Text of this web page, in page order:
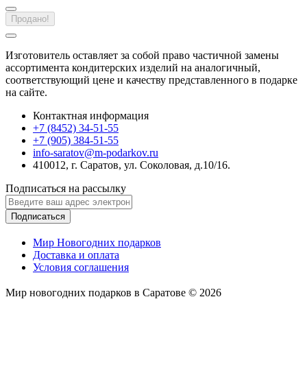
Продано!
Изготовитель оставляет за собой право частичной замены
ассортимента кондитерских изделий на аналогичный,
соответствующий цене и качеству представленного в подарке
на сайте.
Контактная информация
+7 (8452) 34-51-55
+7 (905) 384-51-55
info-saratov@m-podarkov.ru
410012, г. Саратов, ул. Соколовая, д.10/16.
Подписаться на рассылку
Подписаться
Мир Новогодних подарков
Доставка и оплата
Условия соглашения
Мир новогодних подарков в Саратове © 2026